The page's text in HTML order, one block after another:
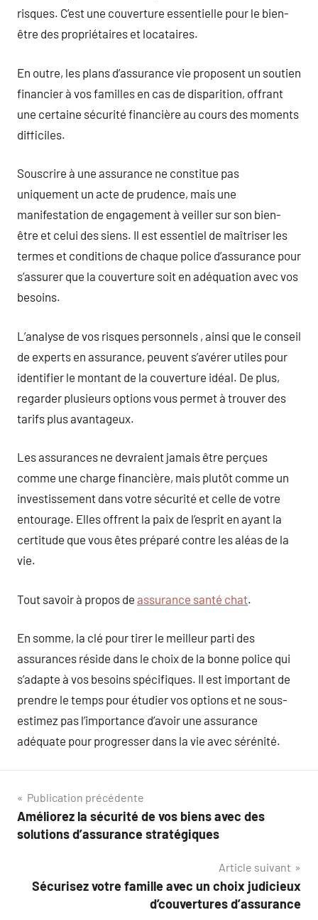
risques. C’est une couverture essentielle pour le bien-
être des propriétaires et locataires.
En outre, les plans d’assurance vie proposent un soutien
financier à vos familles en cas de disparition, offrant
une certaine sécurité financière au cours des moments
difficiles.
Souscrire à une assurance ne constitue pas
uniquement un acte de prudence, mais une
manifestation de engagement à veiller sur son bien-
être et celui des siens. Il est essentiel de maîtriser les
termes et conditions de chaque police d’assurance pour
s’assurer que la couverture soit en adéquation avec vos
besoins.
L’analyse de vos risques personnels , ainsi que le conseil
de experts en assurance, peuvent s’avérer utiles pour
identifier le montant de la couverture idéal. De plus,
regarder plusieurs options vous permet à trouver des
tarifs plus avantageux.
Les assurances ne devraient jamais être perçues
comme une charge financière, mais plutôt comme un
investissement dans votre sécurité et celle de votre
entourage. Elles offrent la paix de l’esprit en ayant la
certitude que vous êtes préparé contre les aléas de la
vie.
Tout savoir à propos de assurance santé chat.
En somme, la clé pour tirer le meilleur parti des
assurances réside dans le choix de la bonne police qui
s’adapte à vos besoins spécifiques. Il est important de
prendre le temps pour étudier vos options et ne sous-
estimez pas l’importance d’avoir une assurance
adéquate pour progresser dans la vie avec sérénité.
Navigation
de
Publication précédente
Améliorez la sécurité de vos biens avec des
solutions d’assurance stratégiques
Article suivant
Sécurisez votre famille avec un choix judicieux
d’couvertures d’assurance